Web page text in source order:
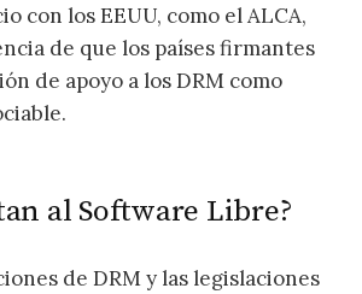
con los EEUU, como el ALCA,
de que los países firmantes
de apoyo a los DRM como
al Software Libre?
de DRM y las legislaciones